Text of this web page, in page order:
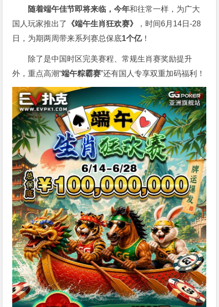
随着端午佳节即将来临，今年和往常一样，为广大
国人玩家推出了
《端午生肖狂欢赛》
，时间6月14日-28
日，为期两周带来系列赛总保底1个亿！
除了是中国时区完美赛程、常规生肖赛奖励提升
外，重点高潮“端午粽霸赛”还有国人专享双重加码福利！